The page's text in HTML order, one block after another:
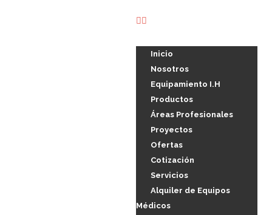
Inicio
Nosotros
Equipamiento I.H
Productos
Áreas Profesionales
Proyectos
Ofertas
Cotización
Servicios
Alquiler de Equipos
Médicos